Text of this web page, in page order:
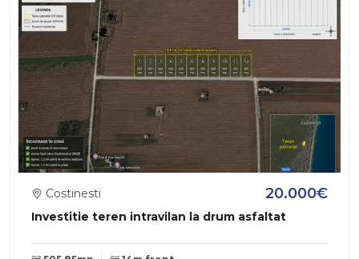
Investitie teren intravilan la drum asfaltat
Costinesti 20.000€